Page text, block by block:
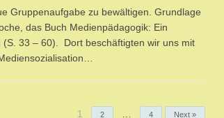
Gruppenaufgabe zu bewältigen. Grundlage
das Buch Medienpädagogik: Ein
(S. 33 – 60). Dort beschäftigten wir uns mit
1 2 4 Next »